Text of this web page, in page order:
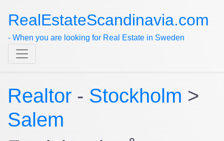
RealEstateScandinavia.com
- When you are looking for Real Estate in Sweden
Realtor - Stockholm >
Salem